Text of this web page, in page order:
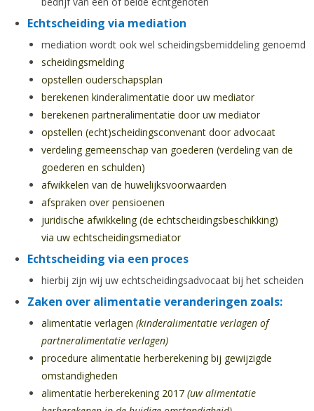
Echtscheiding via mediation
mediation wordt ook wel scheidingsbemiddeling genoemd
scheidingsmelding
opstellen ouderschapsplan
berekenen kinderalimentatie door uw mediator
berekenen partneralimentatie door uw mediator
opstellen (echt)scheidingsconvenant door advocaat
verdeling gemeenschap van goederen (verdeling van de
goederen en schulden)
afwikkelen van de huwelijksvoorwaarden
afspraken over pensioenen
juridische afwikkeling (de echtscheidingsbeschikking)
via uw echtscheidingsmediator
Echtscheiding via een proces
hierbij zijn wij uw echtscheidingsadvocaat bij het scheiden
Zaken over alimentatie veranderingen zoals:
alimentatie verlagen (kinderalimentatie verlagen of
partneralimentatie verlagen)
procedure alimentatie herberekening bij gewijzigde
omstandigheden
alimentatie herberekening 2017(uw alimentatie